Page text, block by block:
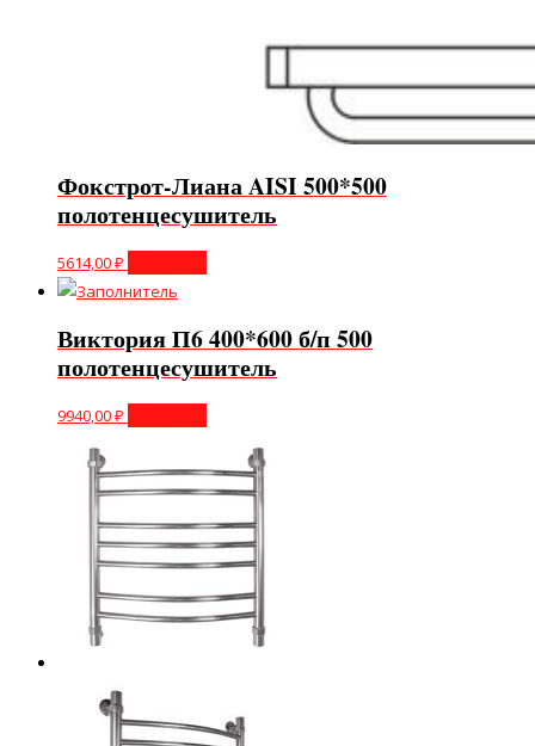
Фокстрот-Лиана AISI 500*500
полотенцесушитель
5614,00₽
Виктория П6 400*600 б/п 500
полотенцесушитель
9940,00₽